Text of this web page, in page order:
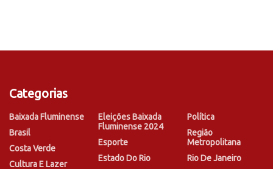
Categorias
Baixada Fluminense
Brasil
Costa Verde
Cultura E Lazer
Eleições Baixada
Fluminense 2024
Esporte
Estado Do Rio
Política
Região
Metropolitana
Rio De Janeiro